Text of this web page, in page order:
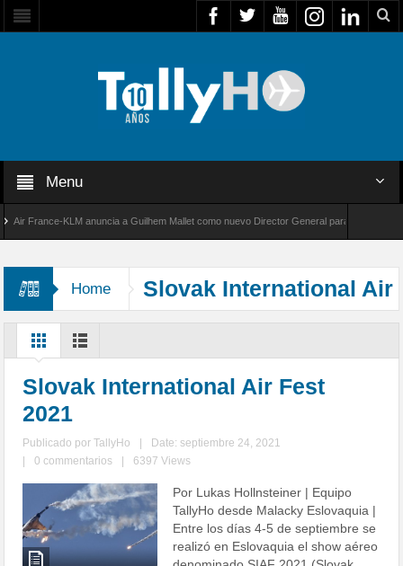
Menu
France-KLM anuncia a Guilhem Mallet como nuevo Director General para América Latina
Home
Slovak International Air
Fest
Slovak International Air Fest
2021
Publicado porTallyHo
Date: septiembre 24, 2021
0 commentarios 6397 Views
Por Lukas Hollnsteiner | Equipo
TallyHo desde Malacky Eslovaquia |
Entre los días 4-5 de septiembre se
realizó en Eslovaquia el show aéreo